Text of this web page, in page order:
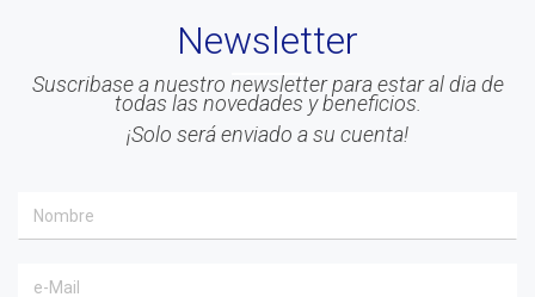
#Inteligencia Emocional
#Mindfulness
#coaching ejecutivo
Newsletter
Suscribase a nuestro newsletter para estar al dia de
todas las novedades y beneficios.
¡Solo será enviado a su cuenta!